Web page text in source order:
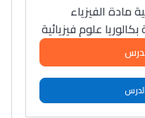
مادة الفيزياء
علوم فيزيائية